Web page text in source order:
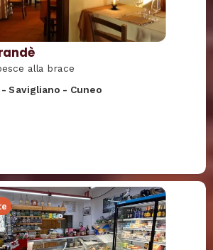
alla brace
-Savigliano - Cuneo